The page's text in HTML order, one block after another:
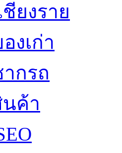
ชียงราย
งเก่า
กรถ
ค้า